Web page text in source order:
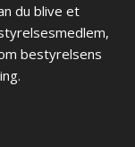
du blive et
bestyrelsens